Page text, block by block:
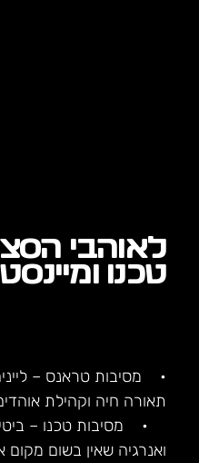
לאוהבי
טכנו
• מסיבות טראנס –
תאורה חיה וקהילת
• מסיבות טכנו –
ואנרגיה שאין בשום מקום